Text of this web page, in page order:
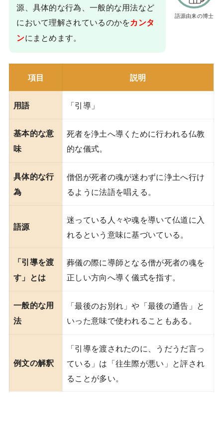
語源由来の博士
源、具体的な行為、一般的な用法など
において理解されているのかをカンタ
ンにまとめます。
項目 説明
用語 「引導」
基本的な意
味
死者を浄土へ導くために行われる仏教
的な儀式。
具体的な行
為
僧侶が死者の魂が迷わずに浄土へ行け
るように法語を唱える。
語源
迷っている人々や魂を導いて仏道に入
れるという意味に基づいている。
「引導を渡
す」とは
葬儀の際に導師となる僧が死者の魂を
正しい方向へ導く儀式を指す。
一般的な用
法
「最後のお別れ」や「最後の通告」と
いった意味で使われることもある。
例文の解釈
「引導を渡されたのに、うだうだ言っ
ている」は「往生際が悪い」と評され
ることが多い。